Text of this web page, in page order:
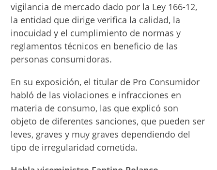
vigilancia de mercado dado por la Ley 166-12,
la entidad que dirige verifica la calidad, la
inocuidad y el cumplimiento de normas y
reglamentos técnicos en beneficio de las
personas consumidoras.
En su exposición, el titular de Pro Consumidor
habló de las violaciones e infracciones en
materia de consumo, las que explicó son
objeto de diferentes sanciones, que pueden ser
leves, graves y muy graves dependiendo del
tipo de irregularidad cometida.